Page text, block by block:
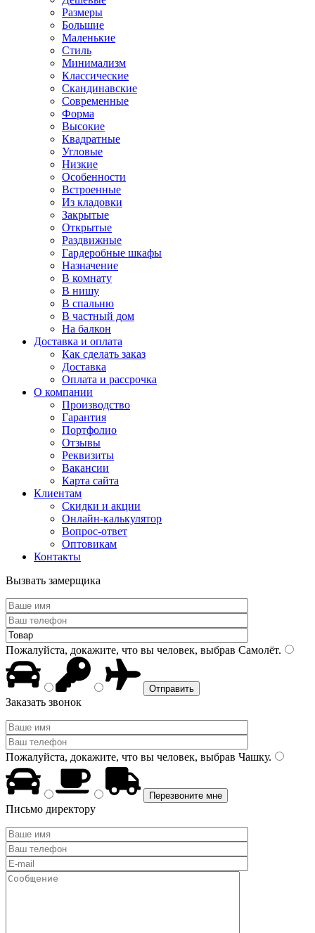
Размеры
Большие
Маленькие
Стиль
Минимализм
Классические
Скандинавские
Современные
Форма
Высокие
Квадратные
Угловые
Низкие
Особенности
Встроенные
Из кладовки
Закрытые
Открытые
Раздвижные
Гардеробные шкафы
Назначение
В комнату
В нишу
В спальню
В частный дом
На балкон
Доставка и оплата
Как сделать заказ
Доставка
Оплата и рассрочка
О компании
Производство
Гарантия
Портфолио
Отзывы
Реквизиты
Вакансии
Карта сайта
Клиентам
Скидки и акции
Онлайн-калькулятор
Вопрос-ответ
Оптовикам
Контакты
Вызвать замерщика
Пожалуйста, докажите, что вы человек, выбрав Самолёт.
Заказать звонок
Пожалуйста, докажите, что вы человек, выбрав Чашку.
Письмо директору